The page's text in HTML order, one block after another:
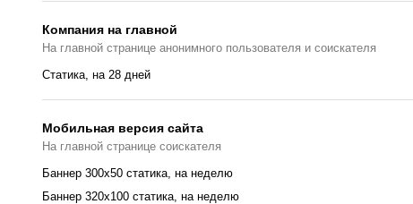
Компания на главной
На главной странице анонимного пользователя и соискателя
Cтатика, на 28 дней
Мобильная версия сайта
На главной странице соискателя
Баннер 300x50 статика, на неделю
Баннер 320x100 статика, на неделю